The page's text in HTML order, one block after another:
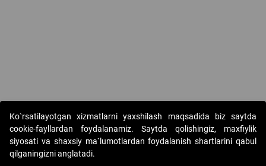
Copyright © 2017-2026. "Elektron onlayn-auksionlarni
Ko`rsatilayotgan xizmatlarni yaxshilash maqsadida biz saytda
cookie-fayllardan foydalanamiz. Saytda qolishingiz, maxfiylik
siyosati va shaxsiy ma`lumotlardan foydalanish shartlarini qabul
qilganingizni anglatadi.